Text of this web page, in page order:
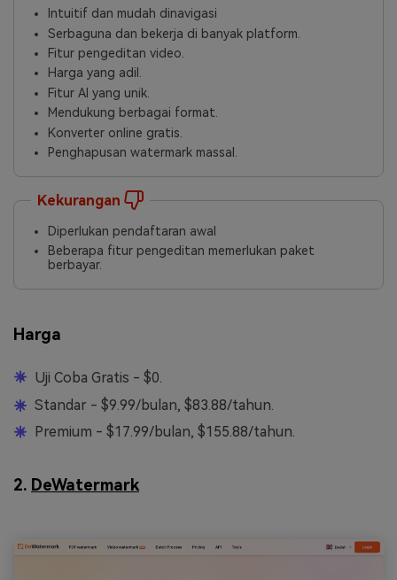
Intuitif dan mudah dinavigasi
Serbaguna dan bekerja di banyak platform.
Fitur pengeditan video.
Harga yang adil.
Fitur AI yang unik.
Mendukung berbagai format.
Konverter online gratis.
Penghapusan watermark massal.
Kekurangan
Diperlukan pendaftaran awal
Beberapa fitur pengeditan memerlukan paket
berbayar.
Harga
Uji Coba Gratis - $0.
Standar - $9.99/bulan, $83.88/tahun.
Premium - $17.99/bulan, $155.88/tahun.
2. DeWatermark